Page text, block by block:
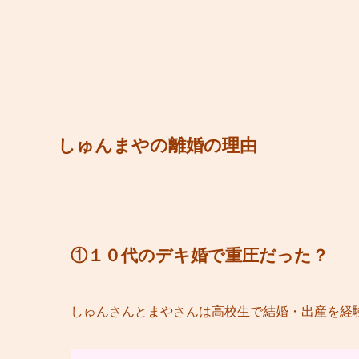
しゅんまやの離婚の理由
①１０代のデキ婚で重圧だった？
しゅんさんとまやさんは高校生で結婚・出産を経